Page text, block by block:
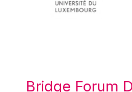
Michael Sohlman
Bridge Forum